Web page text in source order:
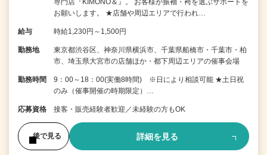
専門店『KIMONO＆』。 お客様が振袖・袴を選ぶサポートを
お願いします。 ★店舗や周辺エリアで行われ…
給与 時給1,230円～1,500円
勤務地
東京都渋谷区、神奈川県横浜市、千葉県船橋市・千葉市・柏
市、埼玉県大宮市の店舗ほか・都下周辺エリアの催事会場
勤務時間
9：00～18：00(実働8時間) ※日により相談可能 ★土日祝
のみ（催事開催の時期限定）…
応募資格 接客・販売経験者歓迎／未経験の方もOK
後で見る 詳細を見る